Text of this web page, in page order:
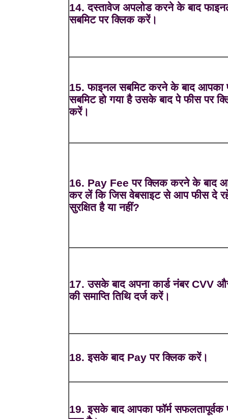
14. दस्तावेज अपलोड करने के बाद
सबमिट पर क्लिक करें।
15. फाइनल सबमिट करने के बाद आपका
सबमिट हो गया है उसके बाद पे फीस पर
करें।
16. Pay Fee पर क्लिक करने के बाद
कर लें कि जिस वेबसाइट से आप फीस दे
सुरक्षित है या नहीं?
17. उसके बाद अपना कार्ड नंबर CVV
की समाप्ति तिथि दर्ज करें।
18. इसके बाद Pay पर क्लिक करें।
19. इसके बाद आपका फॉर्म सफलतापूर्वक